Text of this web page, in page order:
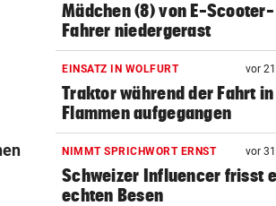
Mädchen (8) von E-Scooter-
Fahrer niedergerast
EINSATZ IN WOLFURT vor
Traktor während der Fahrt in
Flammen aufgegangen
NIMMT SPRICHWORT ERNST vor
Schweizer Influencer frisst
echten Besen